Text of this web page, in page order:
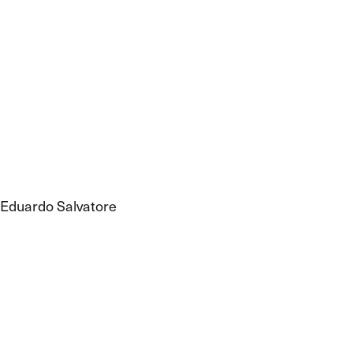
Eduardo Salvatore